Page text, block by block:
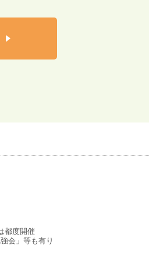
都度開催
会」等も有り